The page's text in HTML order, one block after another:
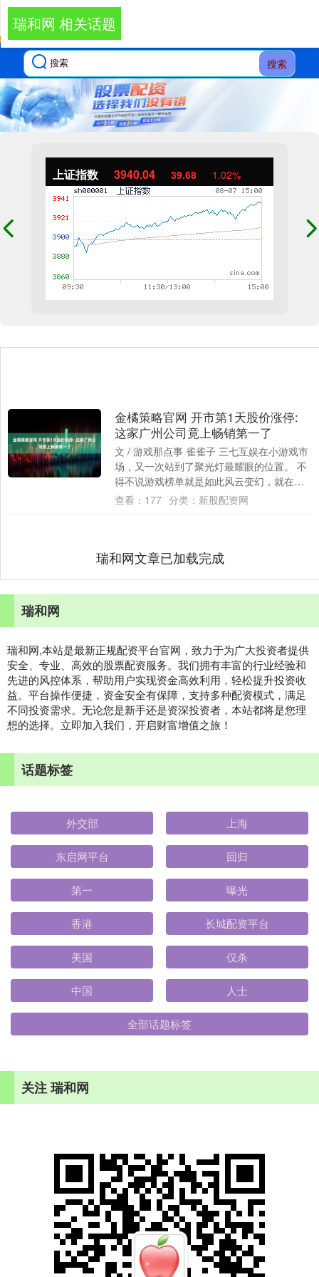
搜索
上证指数 3940.04 39.68 1.02%
瑞和网 相关话题
金橘策略官网 开市第1天股价涨停:
这家广州公司竟上畅销第一了
文 / 游戏那点事 雀雀子 三七互娱在小游戏市
场，又一次站到了聚光灯最耀眼的位置。 不
得不说游戏榜单就是如此风云变幻，就在前
两天，我还在琢磨新年里小游戏赛道会怎....
查看： 177 分类： 新股配资网
瑞和网文章已加载完成
瑞和网
瑞和网,本站是最新正规配资平台官网，致力于为广大投资者提供
安全、专业、高效的股票配资服务。我们拥有丰富的行业经验和
先进的风控体系，帮助用户实现资金高效利用，轻松提升投资收
益。平台操作便捷，资金安全有保障，支持多种配资模式，满足
不同投资需求。无论您是新手还是资深投资者，本站都将是您理
想的选择。立即加入我们，开启财富增值之旅！
话题标签
外交部 上海
东启网平台 回归
第一 曝光
香港 长城配资平台
美国 仅杀
中国 人士
全部话题标签
关注 瑞和网